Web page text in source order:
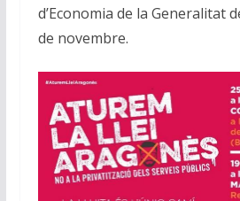
d’Economia de la Generalitat
de novembre.